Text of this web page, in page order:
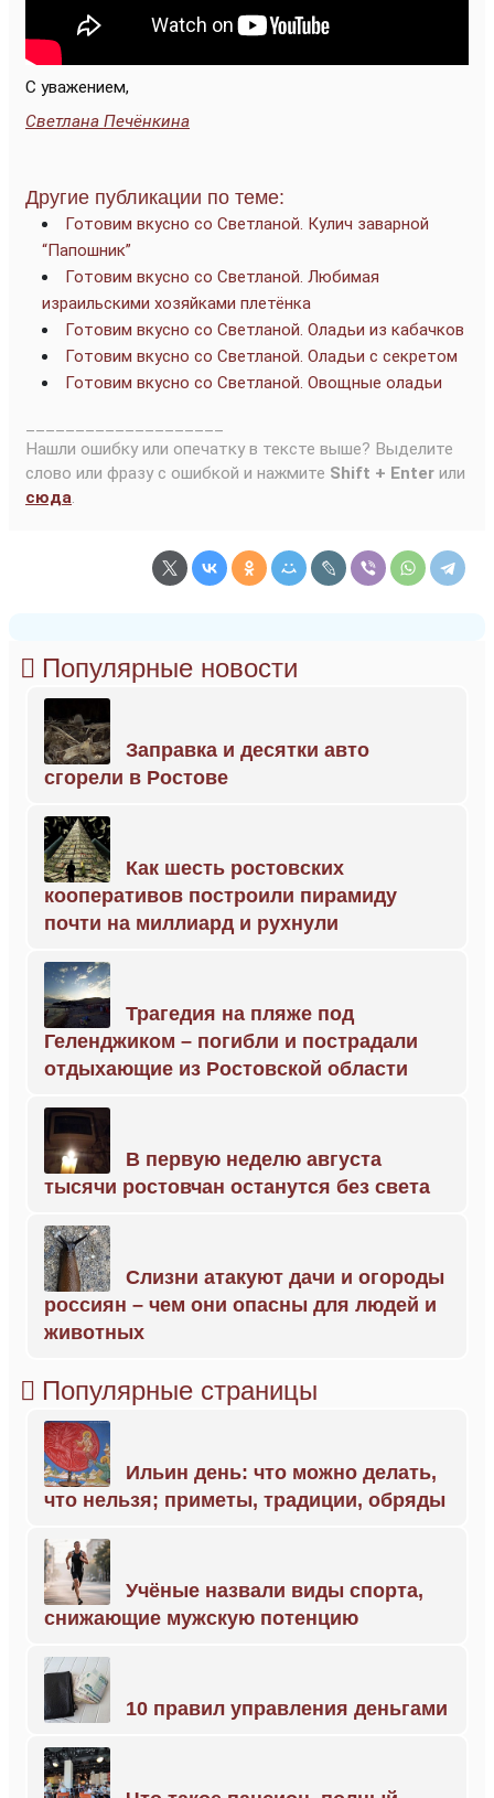
С уважением,
Светлана Печёнкина
Другие публикации по теме:
Готовим вкусно со Светланой. Кулич заварной
“Папошник”
Готовим вкусно со Светланой. Любимая
израильскими хозяйками плетёнка
Готовим вкусно со Светланой. Оладьи из кабачков
Готовим вкусно со Светланой. Оладьи с секретом
Готовим вкусно со Светланой. Овощные оладьи
Нашли ошибку или опечатку в тексте выше? Выделите
слово или фразу с ошибкой и нажмите Shift + Enter или
сюда.
Популярные новости
Заправка и десятки авто
сгорели в Ростове
Как шесть ростовских
кооперативов построили пирамиду
почти на миллиард и рухнули
Трагедия на пляже под
Геленджиком – погибли и пострадали
отдыхающие из Ростовской области
В первую неделю августа
тысячи ростовчан останутся без света
Слизни атакуют дачи и огороды
россиян – чем они опасны для людей и
животных
Популярные страницы
Ильин день: что можно делать,
что нельзя; приметы, традиции, обряды
Учёные назвали виды спорта,
снижающие мужскую потенцию
10 правил управления деньгами